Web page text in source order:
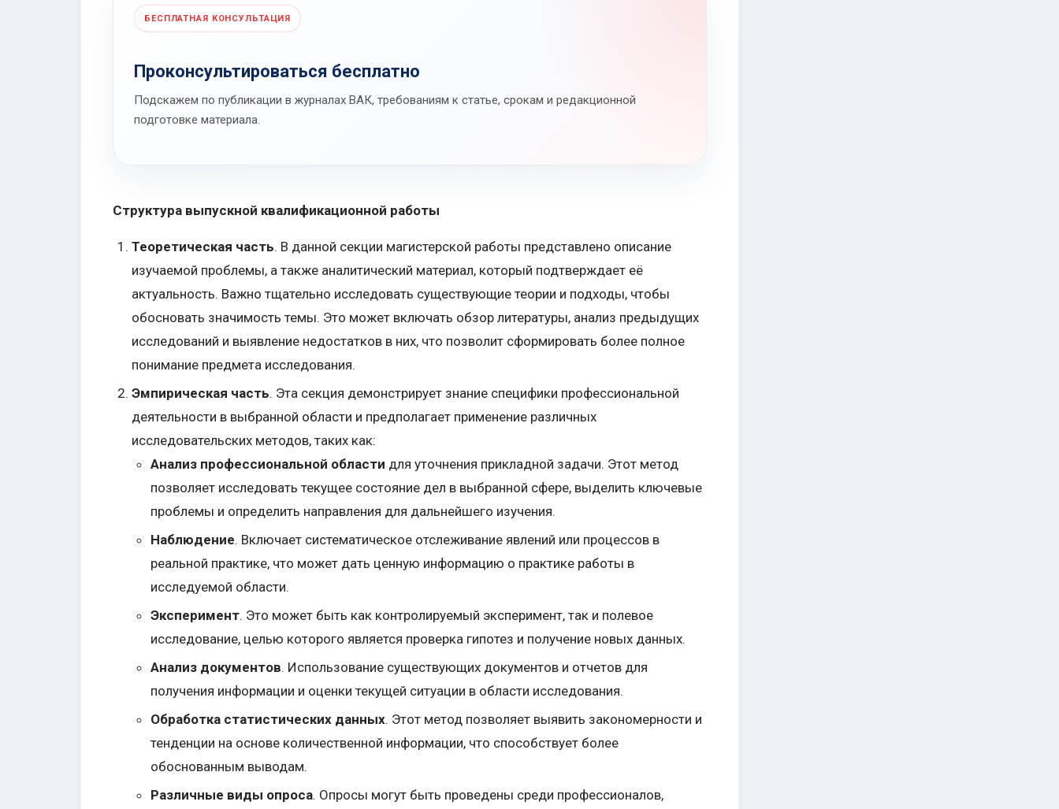
БЕСПЛАТНАЯ КОНСУЛЬТАЦИЯ
Проконсультироваться бесплатно
Подскажем по публикации в журналах ВАК, требованиям к статье, срокам и редакционной
подготовке материала.
Структура выпускной квалификационной работы
Теоретическая часть. В данной секции магистерской работы представлено описание
изучаемой проблемы, а также аналитический материал, который подтверждает её
актуальность. Важно тщательно исследовать существующие теории и подходы, чтобы
обосновать значимость темы. Это может включать обзор литературы, анализ предыдущих
исследований и выявление недостатков в них, что позволит сформировать более полное
понимание предмета исследования.
Эмпирическая часть. Эта секция демонстрирует знание специфики профессиональной
деятельности в выбранной области и предполагает применение различных
исследовательских методов, таких как:
Анализ профессиональной области для уточнения прикладной задачи. Этот метод
позволяет исследовать текущее состояние дел в выбранной сфере, выделить ключевые
проблемы и определить направления для дальнейшего изучения.
Наблюдение. Включает систематическое отслеживание явлений или процессов в
реальной практике, что может дать ценную информацию о практике работы в
исследуемой области.
Эксперимент. Это может быть как контролируемый эксперимент, так и полевое
исследование, целью которого является проверка гипотез и получение новых данных.
Анализ документов. Использование существующих документов и отчетов для
получения информации и оценки текущей ситуации в области исследования.
Обработка статистических данных. Этот метод позволяет выявить закономерности и
тенденции на основе количественной информации, что способствует более
обоснованным выводам.
Различные виды опроса. Опросы могут быть проведены среди профессионалов,